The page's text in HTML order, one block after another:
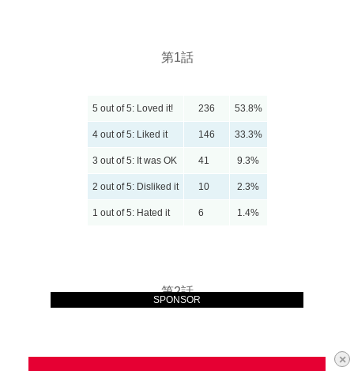
×
SPONSOR
第1話
5 out of 5: Loved it! 236 53.8%
4 out of 5: Liked it 146 33.3%
3 out of 5: It was OK 41 9.3%
2 out of 5: Disliked it 10 2.3%
1 out of 5: Hated it 6 1.4%
第2話